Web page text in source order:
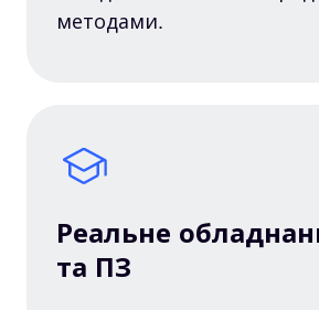
методами.
Реальне
та ПЗ